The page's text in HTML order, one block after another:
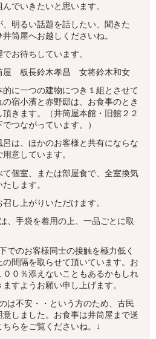
でいきたいと思います。
明るい話題を話したい、聞きた
筒屋へお越しくださいね。
お待ちしています。
屋 板長鈴木孝昌 女将鈴木和女
的に一つの建物につき１組とさせて
宿小濱と赤野邸は、お食事のとき
きます。（井筒屋本館・旧館２２
つながっています。）
呂は、ほかのお客様と共有にならな
意しています。
て個室、または部屋食で、全室換気
します。
上がりいただけます。
、手袋を着用の上、一品ごとに取
でのお客様同士の接触を極力低く
間隔を取らせて頂いています。お
０％添えないこともあるかもしれ
すようお願い申し上げます。
は不安・・という方のため、古民
しました。お食事は井筒屋まで送
らをご覧くださいね。↓